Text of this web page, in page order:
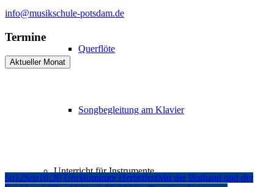
Querflöte
Songbegleitung am Klavier
Unterricht für Instrumente
info@musikschule-potsdam.de
Termine
Aktueller Monat
Sa12Sep16:30 UhrBornimer HerbstfestMit der Bigband und der